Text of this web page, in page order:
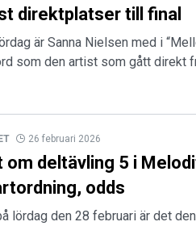
direktplatser till final
är Sanna Nielsen med i
som den artist som gått direkt
26 februari 2026
om deltävling 5 i
odds
lördag den 28 februari är det